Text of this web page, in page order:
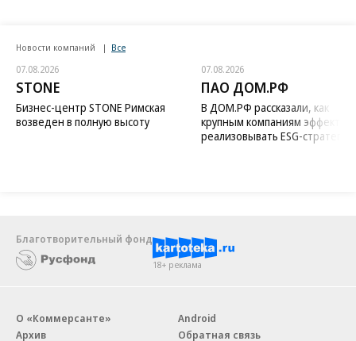
Новости компаний Все
07.08.2026
STONE
Бизнес-центр STONE Римская
возведен в полную высоту
07.08.2026
ПАО ДОМ.РФ
В ДОМ.РФ рассказали, как
крупным компаниям
реализовывать ESG-стратегию
Благотворительный фонд
18+ реклама
О «Коммерсанте»
Архив
Android
Обратная связь